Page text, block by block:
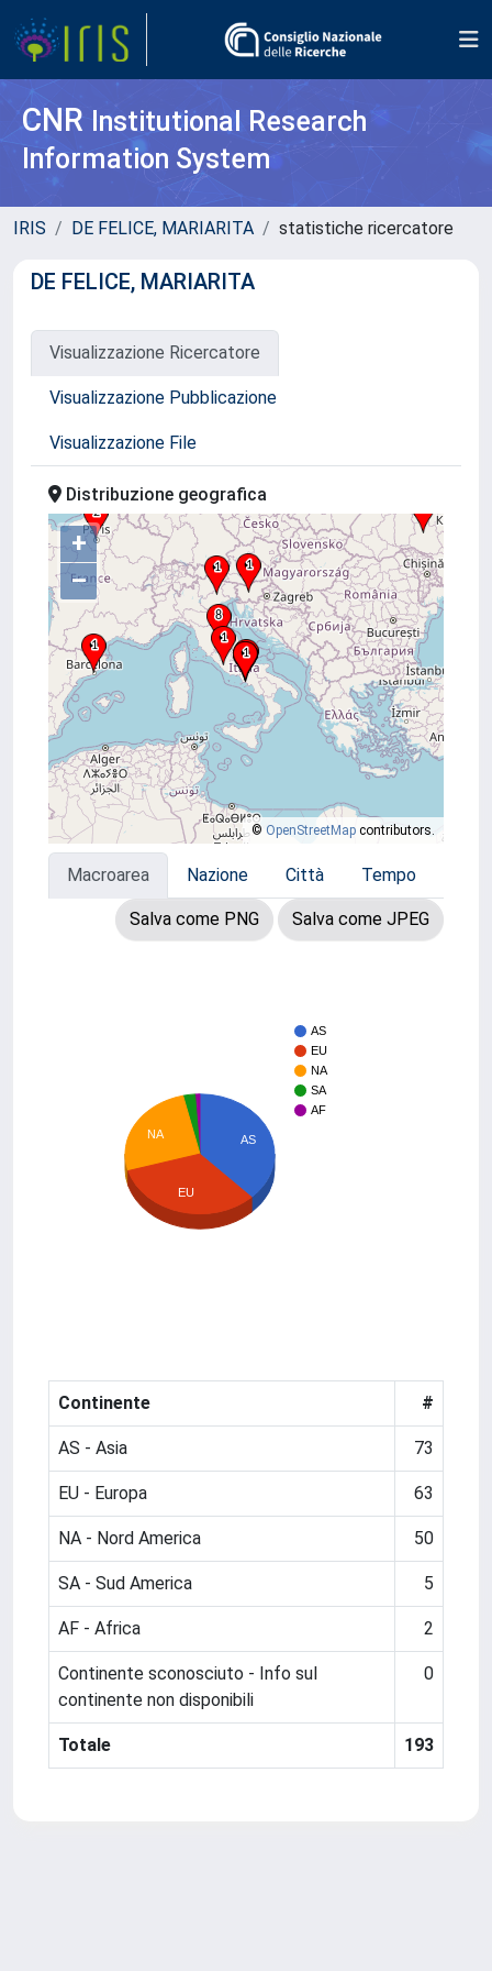
CNR Institutional Research
Information System
IRIS DE FELICE, MARIARITA statistiche ricercatore
DE FELICE, MARIARITA
Visualizzazione Ricercatore
Visualizzazione Pubblicazione
Visualizzazione File
Distribuzione geografica
+
–
© OpenStreetMap contributors.
Macroarea Nazione Città Tempo
Salva come PNG Salva come JPEG
AS
EU
NA
SA
AF
AS
NA
EU
Continente #
AS - Asia 73
EU - Europa 63
NA - Nord America 50
SA - Sud America 5
AF - Africa 2
Continente sconosciuto - Info sul
continente non disponibili
0
Totale 193